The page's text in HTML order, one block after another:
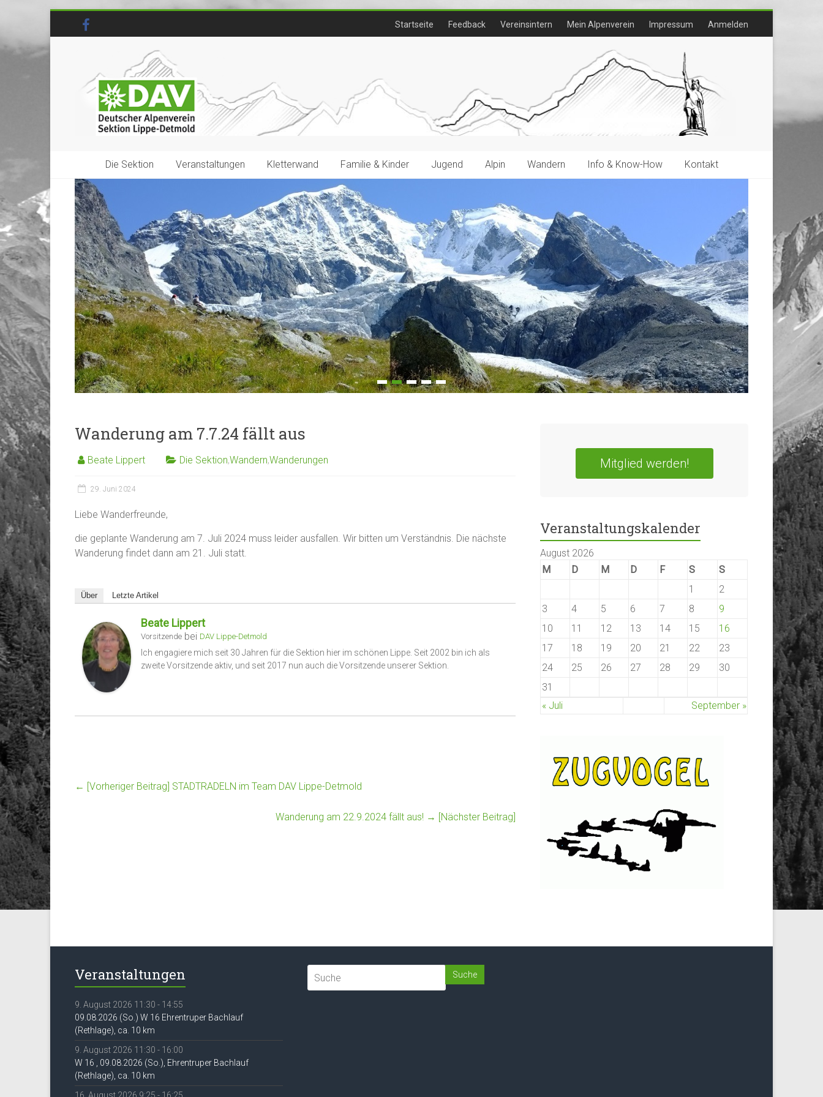
Startseite Feedback Vereinsintern Mein Alpenverein Impressum Anmelden
Die Sektion Veranstaltungen Kletterwand Familie & Kinder Jugend Alpin Wandern Info & Know-How Kontakt
Wanderung am 7.7.24 fällt aus
Beate Lippert Die Sektion,Wandern,Wanderungen
29. Juni 2024
Liebe Wanderfreunde,
die geplante Wanderung am 7. Juli 2024 muss leider ausfallen. Wir bitten um Verständnis. Die nächste
Wanderung findet dann am 21. Juli statt.
Über Letzte Artikel
Beate Lippert
Vorsitzende bei DAV Lippe-Detmold
Ich engagiere mich seit 30 Jahren für die Sektion hier im schönen Lippe. Seit 2002 bin ich als
zweite Vorsitzende aktiv, und seit 2017 nun auch die Vorsitzende unserer Sektion.
← [Vorheriger Beitrag] STADTRADELN im Team DAV Lippe-Detmold
Wanderung am 22.9.2024 fällt aus! → [Nächster Beitrag]
Mitglied werden!
Veranstaltungskalender
August 2026
M
D M D F S
S
1
2
3
4 5 6 7 8
9
10
11 12 13 14 15
16
17
18 19 20 21 22
23
24
25 26 27 28 29
30
31
« Juli
September »
Veranstaltungen
9. August 2026 11:30 - 14:55
09.08.2026 (So.) W 16 Ehrentruper Bachlauf
(Rethlage), ca. 10 km
9. August 2026 11:30 - 16:00
W 16 , 09.08.2026 (So.), Ehrentruper Bachlauf
(Rethlage), ca. 10 km